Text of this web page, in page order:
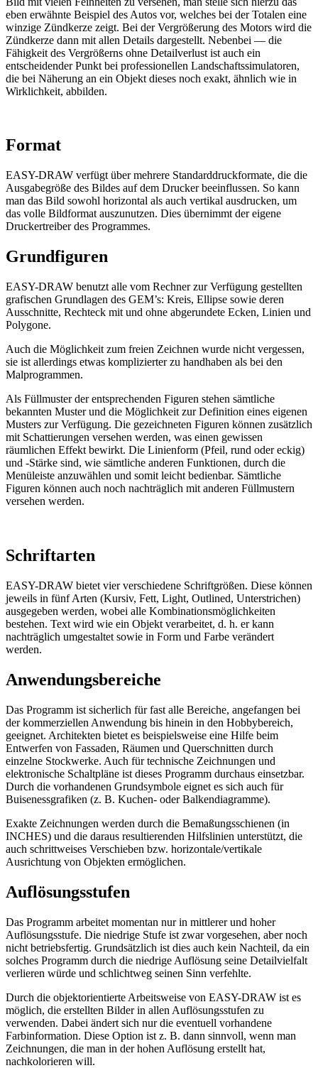
eben erwähnte Beispiel des Autos vor, welches bei der Totalen eine
winzige Zündkerze zeigt. Bei der Vergrößerung des Motors wird die
Zündkerze dann mit allen Details dargestellt. Nebenbei — die
Fähigkeit des Vergrößerns ohne Detailverlust ist auch ein
entscheidender Punkt bei professionellen Landschaftssimulatoren,
die bei Näherung an ein Objekt dieses noch exakt, ähnlich wie in
Wirklichkeit, abbilden.
Format
EASY-DRAW verfügt über mehrere Standarddruckformate, die die
Ausgabegröße des Bildes auf dem Drucker beeinflussen. So kann
man das Bild sowohl horizontal als auch vertikal ausdrucken, um
das volle Bildformat auszunutzen. Dies übernimmt der eigene
Druckertreiber des Programmes.
Grundfiguren
EASY-DRAW benutzt alle vom Rechner zur Verfügung gestellten
grafischen Grundlagen des GEM’s: Kreis, Ellipse sowie deren
Ausschnitte, Rechteck mit und ohne abgerundete Ecken, Linien und
Polygone.
Auch die Möglichkeit zum freien Zeichnen wurde nicht vergessen,
sie ist allerdings etwas komplizierter zu handhaben als bei den
Malprogrammen.
Als Füllmuster der entsprechenden Figuren stehen sämtliche
bekannten Muster und die Möglichkeit zur Definition eines eigenen
Musters zur Verfügung. Die gezeichneten Figuren können zusätzlich
mit Schattierungen versehen werden, was einen gewissen
räumlichen Effekt bewirkt. Die Linienform (Pfeil, rund oder eckig)
und -Stärke sind, wie sämtliche anderen Funktionen, durch die
Menüleiste anzuwählen und somit leicht bedienbar. Sämtliche
Figuren können auch noch nachträglich mit anderen Füllmustern
versehen werden.
Schriftarten
EASY-DRAW bietet vier verschiedene Schriftgrößen. Diese können
jeweils in fünf Arten (Kursiv, Fett, Light, Outlined, Unterstrichen)
ausgegeben werden, wobei alle Kombinationsmöglichkeiten
bestehen. Text wird wie ein Objekt verarbeitet, d. h. er kann
nachträglich umgestaltet sowie in Form und Farbe verändert
werden.
Anwendungsbereiche
Das Programm ist sicherlich für fast alle Bereiche, angefangen bei
der kommerziellen Anwendung bis hinein in den Hobbybereich,
geeignet. Architekten bietet es beispielsweise eine Hilfe beim
Entwerfen von Fassaden, Räumen und Querschnitten durch
einzelne Stockwerke. Auch für technische Zeichnungen und
elektronische Schaltpläne ist dieses Programm durchaus einsetzbar.
Durch die vorhandenen Grundsymbole eignet es sich auch für
Buisenessgrafiken (z. B. Kuchen- oder Balkendiagramme).
Exakte Zeichnungen werden durch die Bemaßungsschienen (in
INCHES) und die daraus resultierenden Hilfslinien unterstützt, die
auch schrittweises Verschieben bzw. horizontale/vertikale
Ausrichtung von Objekten ermöglichen.
Auflösungsstufen
Das Programm arbeitet momentan nur in mittlerer und hoher
Auflösungsstufe. Die niedrige Stufe ist zwar vorgesehen, aber noch
nicht betriebsfertig. Grundsätzlich ist dies auch kein Nachteil, da ein
solches Programm durch die niedrige Auflösung seine Detailvielfalt
verlieren würde und schlichtweg seinen Sinn verfehlte.
Durch die objektorientierte Arbeitsweise von EASY-DRAW ist es
möglich, die erstellten Bilder in allen Auflösungsstufen zu
verwenden. Dabei ändert sich nur die eventuell vorhandene
Farbinformation. Diese Option ist z. B. dann sinnvoll, wenn man
Zeichnungen, die man in der hohen Auflösung erstellt hat,
nachkolorieren will.